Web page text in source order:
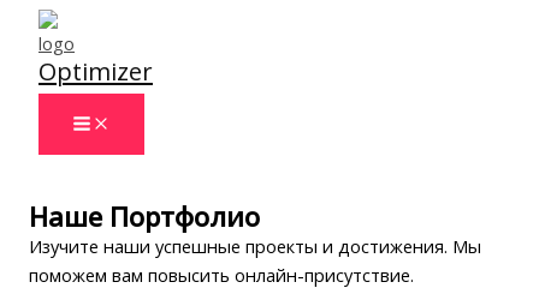
Перейти
содержимому
Optimizer
Наше Портфолио
Изучите наши успешные проекты и достижения. Мы
поможем вам повысить онлайн-присутствие.